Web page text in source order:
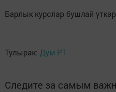
Барлык курслар бушлай
Тулырак: Дум РТ
Следите за самым